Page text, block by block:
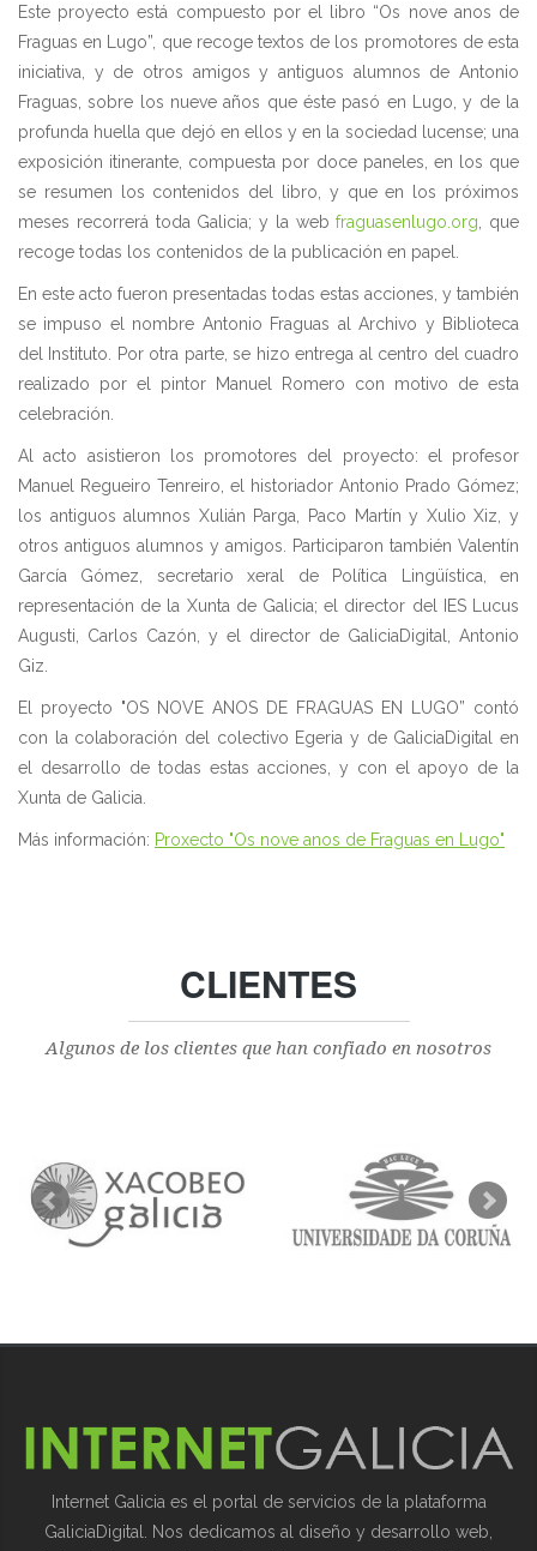
Este proyecto está compuesto por el libro “Os nove anos de
Fraguas en Lugo”, que recoge textos de los promotores de esta
iniciativa, y de otros amigos y antiguos alumnos de Antonio
Fraguas, sobre los nueve años que éste pasó en Lugo, y de la
profunda huella que dejó en ellos y en la sociedad lucense; una
exposición itinerante, compuesta por doce paneles, en los que
se resumen los contenidos del libro, y que en los próximos
meses recorrerá toda Galicia; y la webfraguasenlugo.org , que
recoge todas los contenidos de la publicación en papel.
En este acto fueron presentadas todas estas acciones, y también
se impuso el nombre Antonio Fraguas al Archivo y Biblioteca
del Instituto. Por otra parte, se hizo entrega al centro del cuadro
realizado por el pintor Manuel Romero con motivo de esta
celebración.
Al acto asistieron los promotores del proyecto: el profesor
Manuel Regueiro Tenreiro, el historiador Antonio Prado Gómez;
los antiguos alumnos Xulián Parga, Paco Martín y Xulio Xiz, y
otros antiguos alumnos y amigos. Participaron también Valentín
García Gómez, secretario xeral de Política Lingüística, en
representación de la Xunta de Galicia; el director del IES Lucus
Augusti, Carlos Cazón, y el director de GaliciaDigital, Antonio
Giz.
El proyecto "OS NOVE ANOS DE FRAGUAS EN LUGO” contó
con la colaboración del colectivo Egeria y de GaliciaDigital en
el desarrollo de todas estas acciones, y con el apoyo de la
Xunta de Galicia.
Más información: Proxecto "Os nove anos de Fraguas en Lugo"
CLIENTES
Algunos de los clientes que han confiado en nosotros
Internet Galicia es el portal de servicios de la plataforma
GaliciaDigital. Nos dedicamos al diseño y desarrollo web,